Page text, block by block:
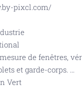
pixcl.com/
de fenêtres,
et garde-corps. ...
Vert